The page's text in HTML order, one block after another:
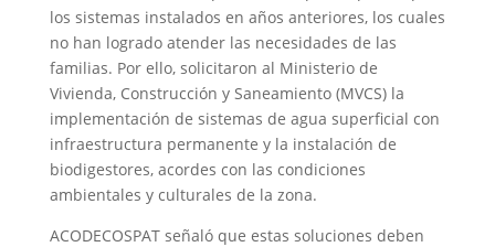
los sistemas instalados en años anteriores, los cuales
no han logrado atender las necesidades de las
familias. Por ello, solicitaron al Ministerio de
Vivienda, Construcción y Saneamiento (MVCS) la
implementación de sistemas de agua superficial con
infraestructura permanente y la instalación de
biodigestores, acordes con las condiciones
ambientales y culturales de la zona.
ACODECOSPAT señaló que estas soluciones deben